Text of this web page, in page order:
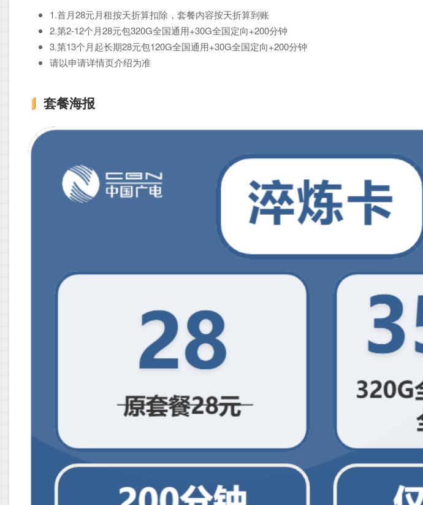
1.首月28元月租按天折算扣除，套餐内容按天折算到账
2.第2-12个月28元包320G全国通用+30G全国定向+200分钟
3.第13个月起长期28元包120G全国通用+30G全国定向+200分钟
请以申请详情页介绍为准
套餐海报